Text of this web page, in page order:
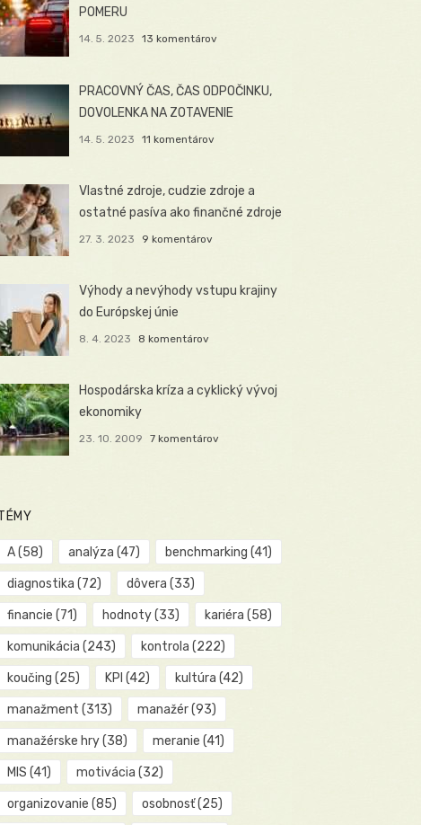
POMERU
14. 5. 2023 13 komentárov
PRACOVNÝ ČAS, ČAS ODPOČINKU,
DOVOLENKA NA ZOTAVENIE
14. 5. 2023 11 komentárov
Vlastné zdroje, cudzie zdroje a
ostatné pasíva ako finančné zdroje
27. 3. 2023 9 komentárov
Výhody a nevýhody vstupu krajiny
do Európskej únie
8. 4. 2023 8 komentárov
Hospodárska kríza a cyklický vývoj
ekonomiky
23. 10. 2009 7 komentárov
A(58) analýza (47) benchmarking (41)
diagnostika (72) dôvera (33)
financie (71) hodnoty(33) kariéra (58)
komunikácia (243) kontrola (222)
koučing (25) KPI (42) kultúra (42)
manažment (313) manažér(93)
manažérske hry(38) meranie (41)
MIS (41) motivácia (32)
organizovanie (85) osobnosť(25)